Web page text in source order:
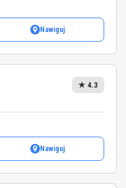
Nawiguj
★ 4.3
Nawiguj